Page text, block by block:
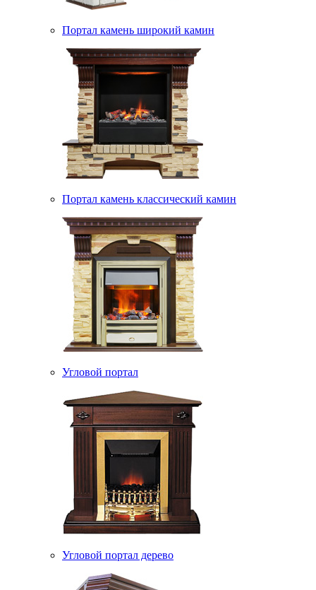
Портал камень широкий камин
Портал камень классический камин
Угловой портал
Угловой портал дерево